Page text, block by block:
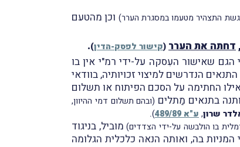
התצהיר מטעמו במסגרת הערר) וכן מהטעם
,דחתה את הערר(קישור לפסק-הדין)
.
הגם שאישור העִסקה על-ידי רמ"י אין בו
הנדרשים למיצוי זכויותיה, בוודאי
החתימה על הסכם הפיתוח או תשלום
בתנאים מַתלים (ובהם תשלום דמי ההיוון,
שרון,ע"א 489/89 )
.
בו הולבשה על-ידי הצדדים)מוביל, בניגוד
בה, ואותה הנאה כלכלית הגלומה